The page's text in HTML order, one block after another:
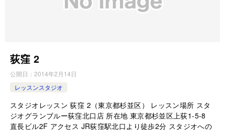
荻窪 2
公開日： 2014年2月14日
レッスンスタジオ
スタジオレッスン 荻窪 2（東京都杉並区） レッスン場所 スタ
ジオグランブルー荻窪北口店 所在地 東京都杉並区上荻1-5-8
直長ビル2F アクセス JR荻窪駅北口より徒歩2分 スタジオへの